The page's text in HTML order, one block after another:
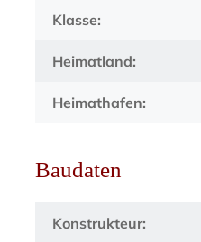
Klasse:
Heimatland:
Heimathafen:
Baudaten
Konstrukteur: